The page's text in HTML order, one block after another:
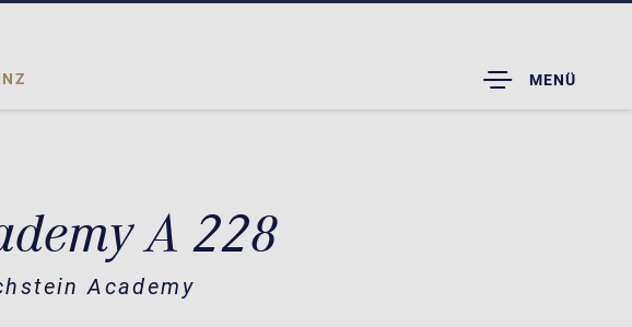
TOGGLE
DROPDOWN
MENÜ
A 228
Academy